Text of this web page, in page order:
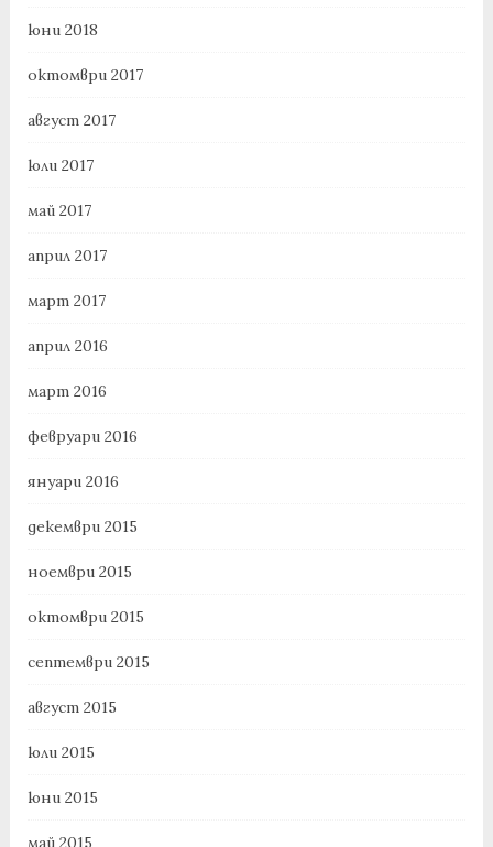
юни 2018
октомври 2017
август 2017
юли 2017
май 2017
април 2017
март 2017
април 2016
март 2016
февруари 2016
януари 2016
декември 2015
ноември 2015
октомври 2015
септември 2015
август 2015
юли 2015
юни 2015
май 2015